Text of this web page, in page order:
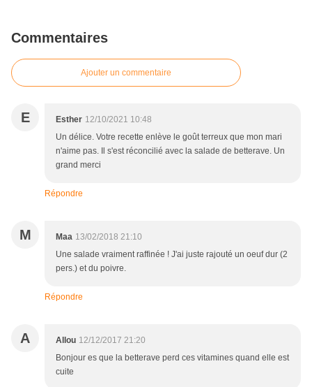
Commentaires
Ajouter un commentaire
E Esther 12/10/2021 10:48
Un délice. Votre recette enlève le goût terreux que mon mari
n'aime pas. Il s'est réconcilié avec la salade de betterave. Un
grand merci
Répondre
M Maa 13/02/2018 21:10
Une salade vraiment raffinée ! J'ai juste rajouté un oeuf dur (2
pers.) et du poivre.
Répondre
A Allou 12/12/2017 21:20
Bonjour es que la betterave perd ces vitamines quand elle est
cuite